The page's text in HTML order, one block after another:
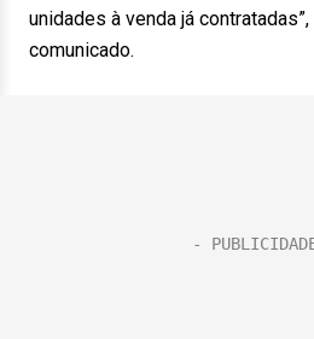
unidades à venda já
comunicado.